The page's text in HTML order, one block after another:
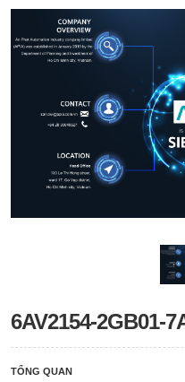
6AV2154-2GB01-
TỔNG QUAN